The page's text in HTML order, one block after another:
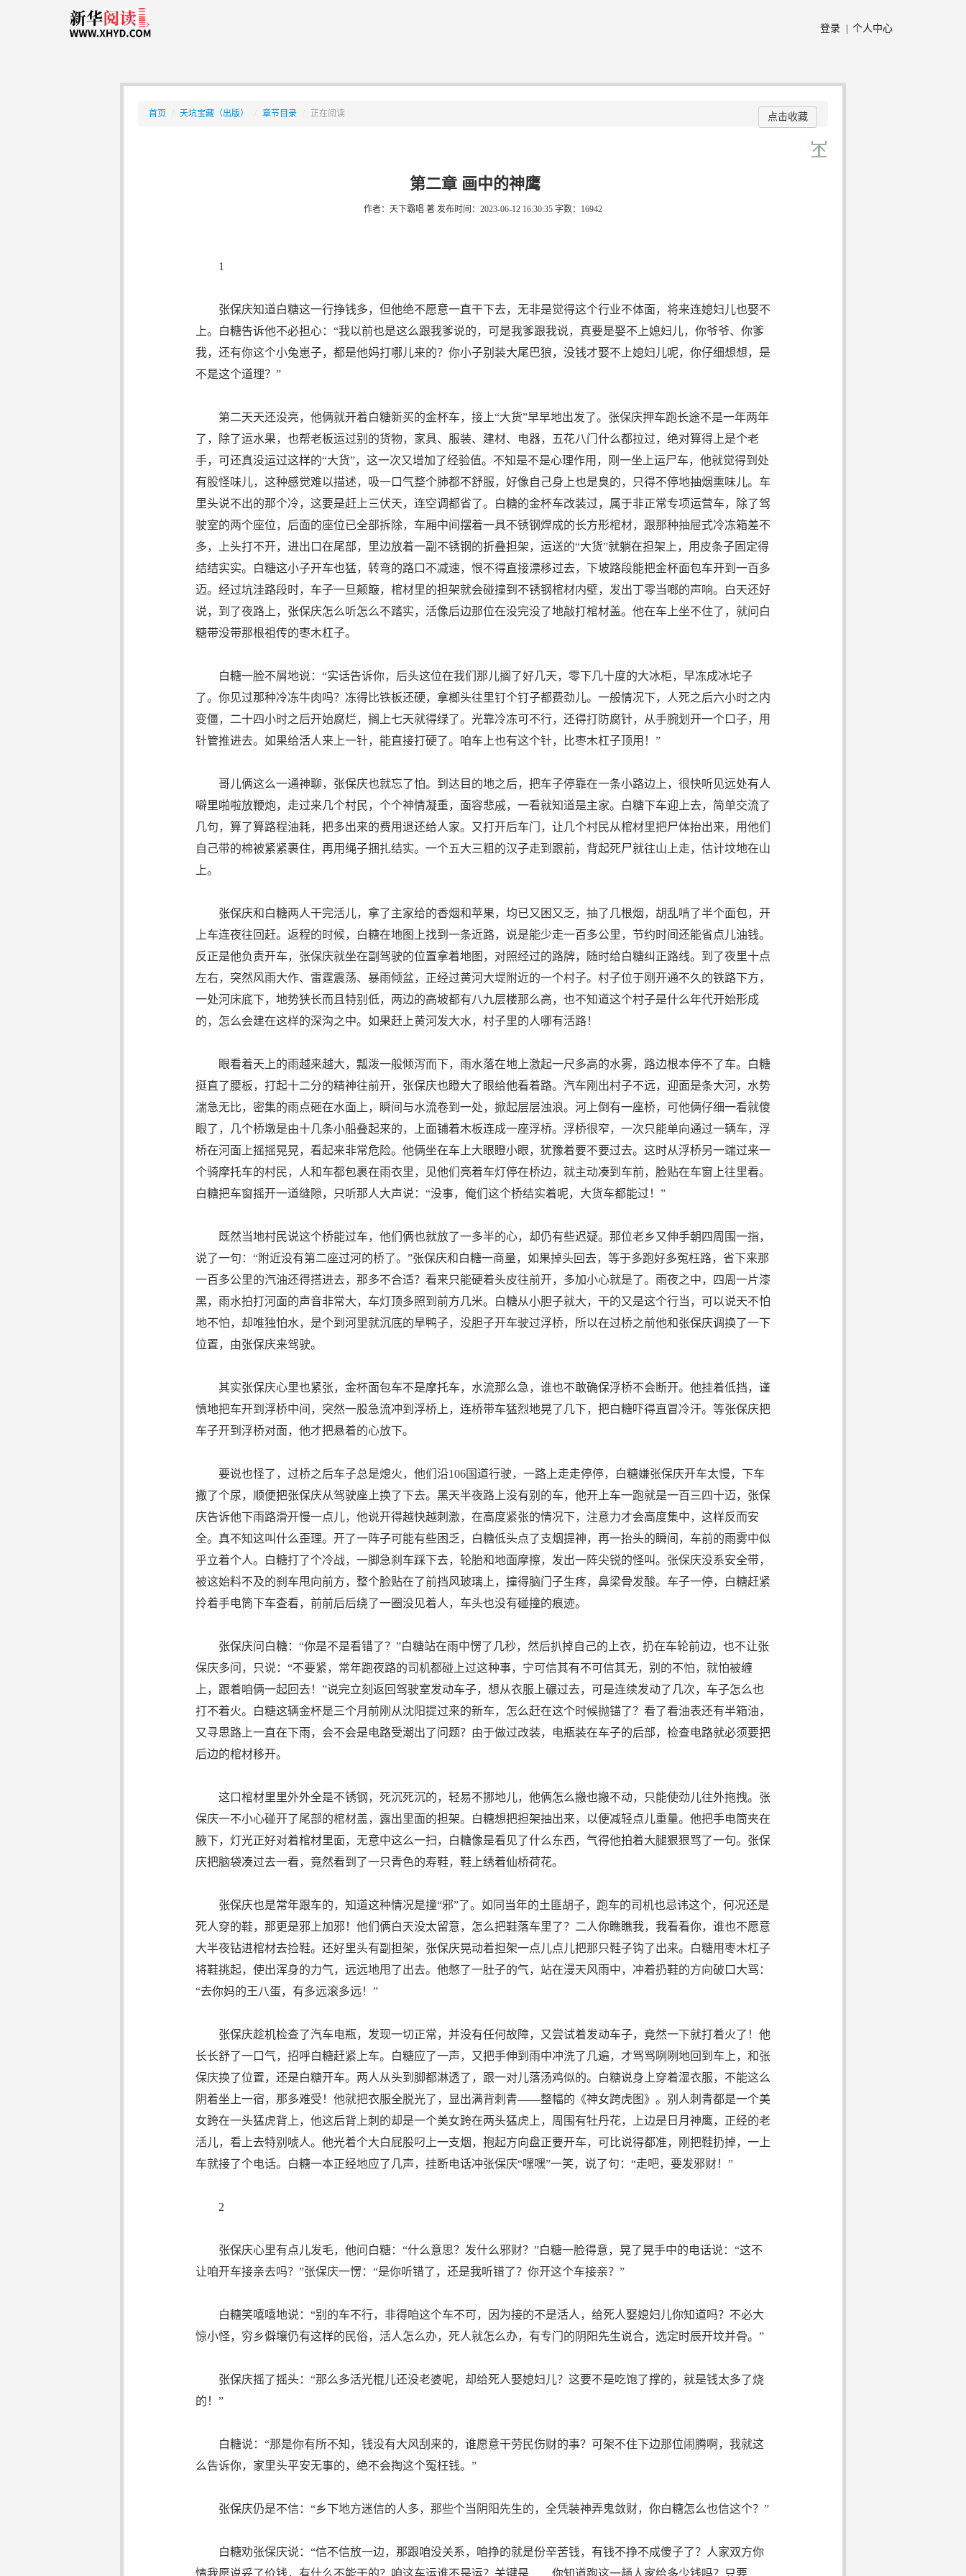
登录 | 个人中心
首页 天坑宝藏（出版） 章节目录 正在阅读 点击收藏
第二章 画中的神鹰
作者：天下霸唱 著 发布时间：2023-06-12 16:30:35 字数：16942
1
张保庆知道白糖这一行挣钱多，但他绝不愿意一直干下去，无非是觉得这个行业不体面，将来连媳妇儿也娶不
上。白糖告诉他不必担心：“我以前也是这么跟我爹说的，可是我爹跟我说，真要是娶不上媳妇儿，你爷爷、你爹
我，还有你这个小兔崽子，都是他妈打哪儿来的？你小子别装大尾巴狼，没钱才娶不上媳妇儿呢，你仔细想想，是
不是这个道理？”
第二天天还没亮，他俩就开着白糖新买的金杯车，接上“大货”早早地出发了。张保庆押车跑长途不是一年两年
了，除了运水果，也帮老板运过别的货物，家具、服装、建材、电器，五花八门什么都拉过，绝对算得上是个老
手，可还真没运过这样的“大货”，这一次又增加了经验值。不知是不是心理作用，刚一坐上运尸车，他就觉得到处
有股怪味儿，这种感觉难以描述，吸一口气整个肺都不舒服，好像自己身上也是臭的，只得不停地抽烟熏味儿。车
里头说不出的那个冷，这要是赶上三伏天，连空调都省了。白糖的金杯车改装过，属于非正常专项运营车，除了驾
驶室的两个座位，后面的座位已全部拆除，车厢中间摆着一具不锈钢焊成的长方形棺材，跟那种抽屉式冷冻箱差不
多，上头打不开，进出口在尾部，里边放着一副不锈钢的折叠担架，运送的“大货”就躺在担架上，用皮条子固定得
结结实实。白糖这小子开车也猛，转弯的路口不减速，恨不得直接漂移过去，下坡路段能把金杯面包车开到一百多
迈。经过坑洼路段时，车子一旦颠簸，棺材里的担架就会碰撞到不锈钢棺材内壁，发出丁零当啷的声响。白天还好
说，到了夜路上，张保庆怎么听怎么不踏实，活像后边那位在没完没了地敲打棺材盖。他在车上坐不住了，就问白
糖带没带那根祖传的枣木杠子。
白糖一脸不屑地说：“实话告诉你，后头这位在我们那儿搁了好几天，零下几十度的大冰柜，早冻成冰坨子
了。你见过那种冷冻牛肉吗？冻得比铁板还硬，拿榔头往里钉个钉子都费劲儿。一般情况下，人死之后六小时之内
变僵，二十四小时之后开始腐烂，搁上七天就得绿了。光靠冷冻可不行，还得打防腐针，从手腕划开一个口子，用
针管推进去。如果给活人来上一针，能直接打硬了。咱车上也有这个针，比枣木杠子顶用！”
哥儿俩这么一通神聊，张保庆也就忘了怕。到达目的地之后，把车子停靠在一条小路边上，很快听见远处有人
噼里啪啦放鞭炮，走过来几个村民，个个神情凝重，面容悲戚，一看就知道是主家。白糖下车迎上去，简单交流了
几句，算了算路程油耗，把多出来的费用退还给人家。又打开后车门，让几个村民从棺材里把尸体抬出来，用他们
自己带的棉被紧紧裹住，再用绳子捆扎结实。一个五大三粗的汉子走到跟前，背起死尸就往山上走，估计坟地在山
上。
张保庆和白糖两人干完活儿，拿了主家给的香烟和苹果，均已又困又乏，抽了几根烟，胡乱啃了半个面包，开
上车连夜往回赶。返程的时候，白糖在地图上找到一条近路，说是能少走一百多公里，节约时间还能省点儿油钱。
反正是他负责开车，张保庆就坐在副驾驶的位置拿着地图，对照经过的路牌，随时给白糖纠正路线。到了夜里十点
左右，突然风雨大作、雷霆震荡、暴雨倾盆，正经过黄河大堤附近的一个村子。村子位于刚开通不久的铁路下方，
一处河床底下，地势狭长而且特别低，两边的高坡都有八九层楼那么高，也不知道这个村子是什么年代开始形成
的，怎么会建在这样的深沟之中。如果赶上黄河发大水，村子里的人哪有活路！
眼看着天上的雨越来越大，瓢泼一般倾泻而下，雨水落在地上激起一尺多高的水雾，路边根本停不了车。白糖
挺直了腰板，打起十二分的精神往前开，张保庆也瞪大了眼给他看着路。汽车刚出村子不远，迎面是条大河，水势
湍急无比，密集的雨点砸在水面上，瞬间与水流卷到一处，掀起层层浊浪。河上倒有一座桥，可他俩仔细一看就傻
眼了，几个桥墩是由十几条小船叠起来的，上面铺着木板连成一座浮桥。浮桥很窄，一次只能单向通过一辆车，浮
桥在河面上摇摇晃晃，看起来非常危险。他俩坐在车上大眼瞪小眼，犹豫着要不要过去。这时从浮桥另一端过来一
个骑摩托车的村民，人和车都包裹在雨衣里，见他们亮着车灯停在桥边，就主动凑到车前，脸贴在车窗上往里看。
白糖把车窗摇开一道缝隙，只听那人大声说：“没事，俺们这个桥结实着呢，大货车都能过！”
既然当地村民说这个桥能过车，他们俩也就放了一多半的心，却仍有些迟疑。那位老乡又伸手朝四周围一指，
说了一句：“附近没有第二座过河的桥了。”张保庆和白糖一商量，如果掉头回去，等于多跑好多冤枉路，省下来那
一百多公里的汽油还得搭进去，那多不合适？看来只能硬着头皮往前开，多加小心就是了。雨夜之中，四周一片漆
黑，雨水拍打河面的声音非常大，车灯顶多照到前方几米。白糖从小胆子就大，干的又是这个行当，可以说天不怕
地不怕，却唯独怕水，是个到河里就沉底的旱鸭子，没胆子开车驶过浮桥，所以在过桥之前他和张保庆调换了一下
位置，由张保庆来驾驶。
其实张保庆心里也紧张，金杯面包车不是摩托车，水流那么急，谁也不敢确保浮桥不会断开。他挂着低挡，谨
慎地把车开到浮桥中间，突然一股急流冲到浮桥上，连桥带车猛烈地晃了几下，把白糖吓得直冒冷汗。等张保庆把
车子开到浮桥对面，他才把悬着的心放下。
要说也怪了，过桥之后车子总是熄火，他们沿106国道行驶，一路上走走停停，白糖嫌张保庆开车太慢，下车
撒了个尿，顺便把张保庆从驾驶座上换了下去。黑天半夜路上没有别的车，他开上车一跑就是一百三四十迈，张保
庆告诉他下雨路滑开慢一点儿，他说开得越快越刺激，在高度紧张的情况下，注意力才会高度集中，这样反而安
全。真不知这叫什么歪理。开了一阵子可能有些困乏，白糖低头点了支烟提神，再一抬头的瞬间，车前的雨雾中似
乎立着个人。白糖打了个冷战，一脚急刹车踩下去，轮胎和地面摩擦，发出一阵尖锐的怪叫。张保庆没系安全带，
被这始料不及的刹车甩向前方，整个脸贴在了前挡风玻璃上，撞得脑门子生疼，鼻梁骨发酸。车子一停，白糖赶紧
拎着手电筒下车查看，前前后后绕了一圈没见着人，车头也没有碰撞的痕迹。
张保庆问白糖：“你是不是看错了？”白糖站在雨中愣了几秒，然后扒掉自己的上衣，扔在车轮前边，也不让张
保庆多问，只说：“不要紧，常年跑夜路的司机都碰上过这种事，宁可信其有不可信其无，别的不怕，就怕被缠
上，跟着咱俩一起回去！”说完立刻返回驾驶室发动车子，想从衣服上碾过去，可是连续发动了几次，车子怎么也
打不着火。白糖这辆金杯是三个月前刚从沈阳提过来的新车，怎么赶在这个时候抛锚了？看了看油表还有半箱油，
又寻思路上一直在下雨，会不会是电路受潮出了问题？由于做过改装，电瓶装在车子的后部，检查电路就必须要把
后边的棺材移开。
这口棺材里里外外全是不锈钢，死沉死沉的，轻易不挪地儿，他俩怎么搬也搬不动，只能使劲儿往外拖拽。张
保庆一不小心碰开了尾部的棺材盖，露出里面的担架。白糖想把担架抽出来，以便减轻点儿重量。他把手电筒夹在
腋下，灯光正好对着棺材里面，无意中这么一扫，白糖像是看见了什么东西，气得他拍着大腿狠狠骂了一句。张保
庆把脑袋凑过去一看，竟然看到了一只青色的寿鞋，鞋上绣着仙桥荷花。
张保庆也是常年跟车的，知道这种情况是撞“邪”了。如同当年的土匪胡子，跑车的司机也忌讳这个，何况还是
死人穿的鞋，那更是邪上加邪！他们俩白天没太留意，怎么把鞋落车里了？二人你瞧瞧我，我看看你，谁也不愿意
大半夜钻进棺材去捡鞋。还好里头有副担架，张保庆晃动着担架一点儿点儿把那只鞋子钩了出来。白糖用枣木杠子
将鞋挑起，使出浑身的力气，远远地甩了出去。他憋了一肚子的气，站在漫天风雨中，冲着扔鞋的方向破口大骂：
“去你妈的王八蛋，有多远滚多远！”
张保庆趁机检查了汽车电瓶，发现一切正常，并没有任何故障，又尝试着发动车子，竟然一下就打着火了！他
长长舒了一口气，招呼白糖赶紧上车。白糖应了一声，又把手伸到雨中冲洗了几遍，才骂骂咧咧地回到车上，和张
保庆换了位置，还是白糖开车。两人从头到脚都淋透了，跟一对儿落汤鸡似的。白糖说身上穿着湿衣服，不能这么
阴着坐上一宿，那多难受！他就把衣服全脱光了，显出满背刺青——整幅的《神女跨虎图》。别人刺青都是一个美
女跨在一头猛虎背上，他这后背上刺的却是一个美女跨在两头猛虎上，周围有牡丹花，上边是日月神鹰，正经的老
活儿，看上去特别唬人。他光着个大白屁股叼上一支烟，抱起方向盘正要开车，可比说得都准，刚把鞋扔掉，一上
车就接了个电话。白糖一本正经地应了几声，挂断电话冲张保庆“嘿嘿”一笑，说了句：“走吧，要发邪财！”
2
张保庆心里有点儿发毛，他问白糖：“什么意思？发什么邪财？”白糖一脸得意，晃了晃手中的电话说：“这不
让咱开车接亲去吗？”张保庆一愣：“是你听错了，还是我听错了？你开这个车接亲？”
白糖笑嘻嘻地说：“别的车不行，非得咱这个车不可，因为接的不是活人，给死人娶媳妇儿你知道吗？不必大
惊小怪，穷乡僻壤仍有这样的民俗，活人怎么办，死人就怎么办，有专门的阴阳先生说合，选定时辰开坟并骨。”
张保庆摇了摇头：“那么多活光棍儿还没老婆呢，却给死人娶媳妇儿？这要不是吃饱了撑的，就是钱太多了烧
的！”
白糖说：“那是你有所不知，钱没有大风刮来的，谁愿意干劳民伤财的事？可架不住下边那位闹腾啊，我就这
么告诉你，家里头平安无事的，绝不会掏这个冤枉钱。”
张保庆仍是不信：“乡下地方迷信的人多，那些个当阴阳先生的，全凭装神弄鬼敛财，你白糖怎么也信这个？”
白糖劝张保庆说：“信不信放一边，那跟咱没关系，咱挣的就是份辛苦钱，有钱不挣不成傻子了？人家双方你
情我愿说妥了价钱，有什么不能干的？咱这车运谁不是运？关键是……你知道跑这一趟人家给多少钱吗？只要